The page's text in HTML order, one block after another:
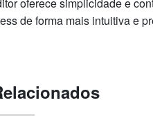
de forma mais intuitiva e